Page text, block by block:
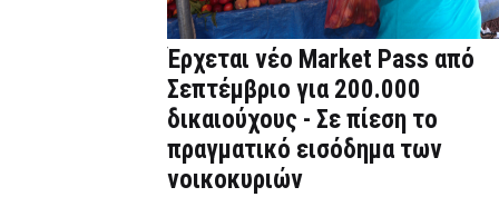
Έρχεται νέο Market Pass από
Σεπτέμβριο για 200.000
δικαιούχους - Σε πίεση το
πραγματικό εισόδημα των
νοικοκυριών